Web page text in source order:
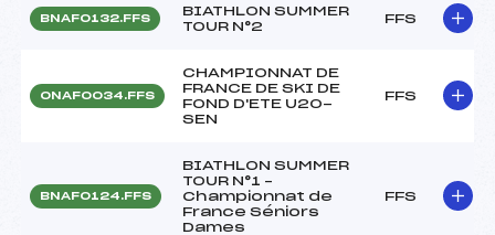
BNAF0132.FFS
BIATHLON SUMMER
TOUR N°2
FFS
ONAF0034.FFS
CHAMPIONNAT DE
FRANCE DE SKI DE
FOND D'ETE U20-
SEN
FFS
BNAF0124.FFS
BIATHLON SUMMER
TOUR N°1 –
Championnat de
France Séniors
Dames
FFS